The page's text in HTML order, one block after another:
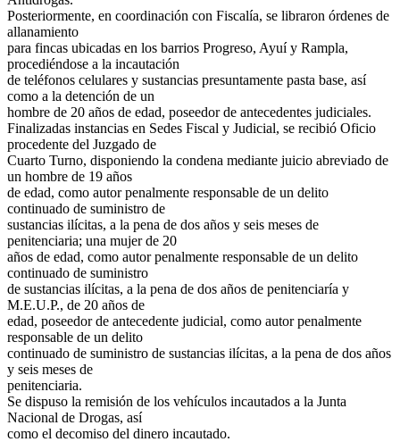
Posteriormente, en coordinación con Fiscalía, se libraron órdenes de
allanamiento
para fincas ubicadas en los barrios Progreso, Ayuí y Rampla,
procediéndose a la incautación
de teléfonos celulares y sustancias presuntamente pasta base, así
como a la detención de un
hombre de 20 años de edad, poseedor de antecedentes judiciales.
Finalizadas instancias en Sedes Fiscal y Judicial, se recibió Oficio
procedente del Juzgado de
Cuarto Turno, disponiendo la condena mediante juicio abreviado de
un hombre de 19 años
de edad, como autor penalmente responsable de un delito
continuado de suministro de
sustancias ilícitas, a la pena de dos años y seis meses de
penitenciaria; una mujer de 20
años de edad, como autor penalmente responsable de un delito
continuado de suministro
de sustancias ilícitas, a la pena de dos años de penitenciaría y
M.E.U.P., de 20 años de
edad, poseedor de antecedente judicial, como autor penalmente
responsable de un delito
continuado de suministro de sustancias ilícitas, a la pena de dos años
y seis meses de
penitenciaria.
Se dispuso la remisión de los vehículos incautados a la Junta
Nacional de Drogas, así
como el decomiso del dinero incautado.